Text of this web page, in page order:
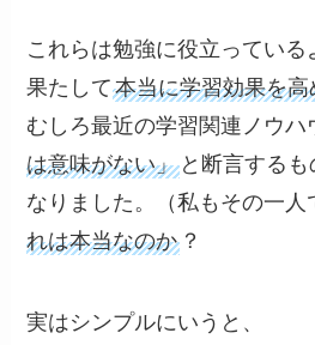
これらは勉強に役立っている
果たして本当に学習効果を
むしろ最近の学習関連ノウハ
は意味がない」 と断言する
なりました。（私もその一
れは本当なのか ？
実はシンプルにいうと、